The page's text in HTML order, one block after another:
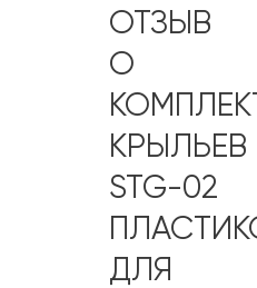
ОТЗЫВ
О
КРЫЛЬЕВ
STG-02
ДЛЯ